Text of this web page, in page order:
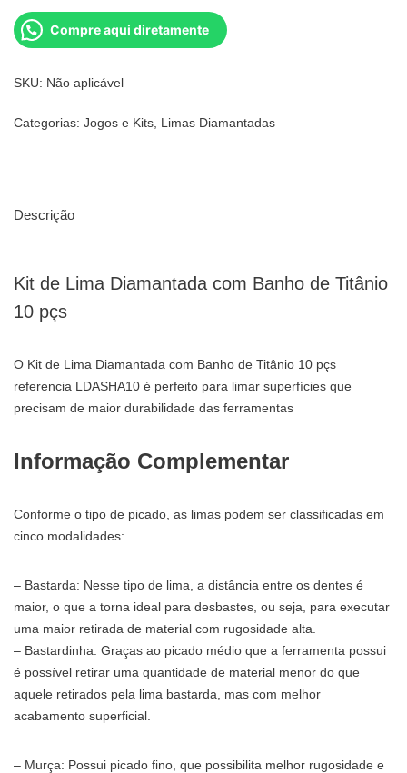
Compre aqui diretamente
SKU: Não aplicável
Categorias: Jogos e Kits Limas Diamantadas
Descrição
Kit de Lima Diamantada com Banho de Titânio
10 pçs
O Kit de Lima Diamantada com Banho de Titânio 10 pçs
referencia LDASHA10 é perfeito para limar superfícies que
precisam de maior durabilidade das ferramentas
Informação Complementar
Conforme o tipo de picado, as limas podem ser classificadas em
cinco modalidades:
– Bastarda: Nesse tipo de lima, a distância entre os dentes é
maior, o que a torna ideal para desbastes, ou seja, para executar
uma maior retirada de material com rugosidade alta.
– Bastardinha: Graças ao picado médio que a ferramenta possui
é possível retirar uma quantidade de material menor do que
aquele retirados pela lima bastarda, mas com melhor
acabamento superficial.
– Murça: Possui picado fino, que possibilita melhor rugosidade e